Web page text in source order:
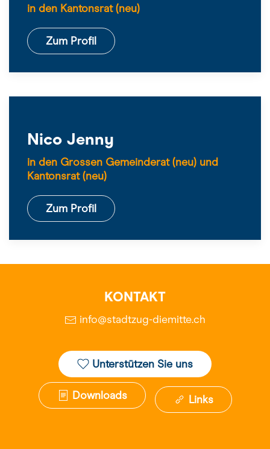
in den Kantonsrat (neu)
Zum Profil
Nico Jenny
in den Grossen Gemeinderat (neu) und
Kantonsrat (neu)
Zum Profil
KONTAKT
info@stadtzug-diemitte.ch
Unterstützen Sie uns
Downloads Links